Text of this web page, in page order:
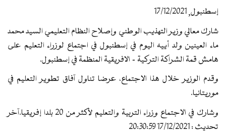
إسطنبول, 17/12/2021
شارك معالي وزير التهذيب الوطني وإصلاح النظام التعليمي السيد محمد
ماء العينين ولد أييه اليوم في إسطنبول في اجتماع لوزراء التعليم على
هامش قمة الشراكة التركية - الافريقية المنظمة في إسطنبول.
وقدم الوزير خلال هذا الاجتماع، عرضا تناول آفاق تطوير التعليم في
موريتانيا.
وشارك في الاجتماع وزراء التربية والتعليم لأكثر من 20 بلدا إفريقيا.آخر
تحديث : 17/12/2021 20:30:59